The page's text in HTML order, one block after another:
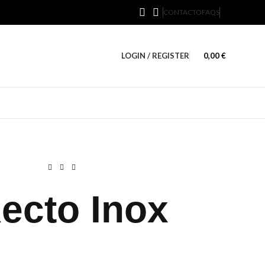
CONTACTOFAQS
LOGIN / REGISTER 0,00€
Inox